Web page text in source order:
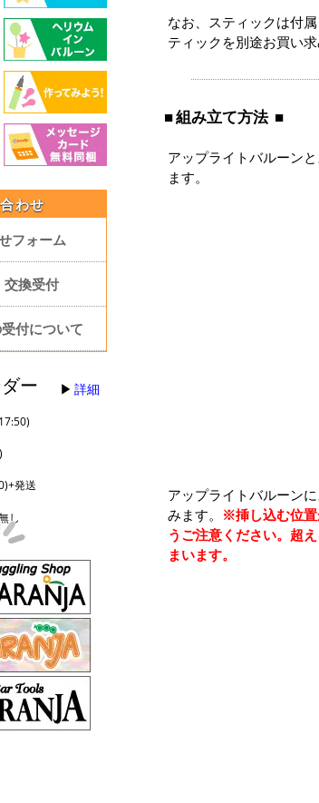
わせ
フォーム
交換受付
付について
ー 詳細
発送
し
なお、スティックは付属
ティックを別途お買い
組み立て方法
アップライトバルーン
ます。
アップライトバルーン
みます。 ※挿し込む位置
うご注意ください。超
まいます。